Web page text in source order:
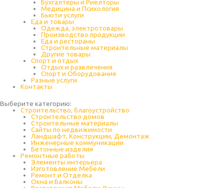
Бухгалтеры и Риелторы
Медицина и Психология
Бьюти услуги
Еда и товары
Одежда, электротовары
Производство продукции
Еда и рестораны
Строительные материалы
Другие товары
Спорт и отдых
Отдых и развлечения
Спорт и Оборудование
Разные услуги
Контакты
Выберите категорию:
Строительство, благоустройство
Строительство домов
Строительные материалы
Сайты по недвижимости
Ландшафт, Конструкции, Демонтаж
Инженерные коммуникации
Бетонные изделия
Ремонтные работы
Элементы интерьера
Изготовление Мебели
Ремонт и Отделка
Окна и Балконы